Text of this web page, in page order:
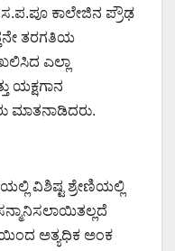
ಕಾಲೇಜಿನ ಪ್ರೌಢ
ತರಗತಿಯ
ಎಲ್ಲಾ
ಯಕ್ಷಗಾನ
ಮಾತನಾಡಿದರು.
ವಿಶಿಷ್ಟ ಶ್ರೇಣಿಯಲ್ಲಿ
ಅತ್ಯಧಿಕ ಅಂಕ